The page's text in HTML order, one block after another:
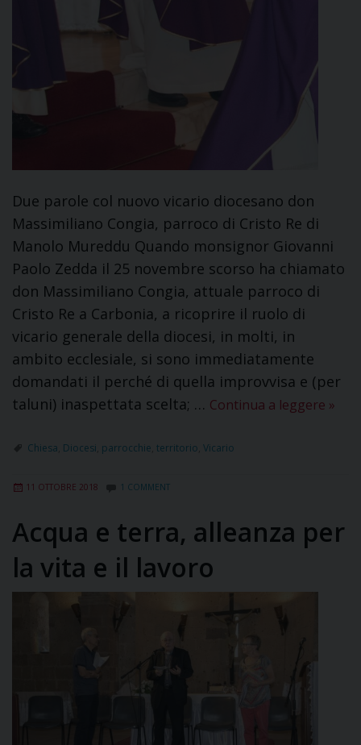
Due parole col nuovo vicario diocesano don
Massimiliano Congia, parroco di Cristo Re di
Manolo Mureddu Quando monsignor Giovanni
Paolo Zedda il 25 novembre scorso ha chiamato
don Massimiliano Congia, attuale parroco di
Cristo Re a Carbonia, a ricoprire il ruolo di
vicario generale della diocesi, in molti, in
ambito ecclesiale, si sono immediatamente
domandati il perché di quella improvvisa e (per
taluni) inaspettata scelta; … Continua a leggere »
Chiesa Diocesi parrocchie territorio Vicario
11 OTTOBRE 2018 1 COMMENT
Acqua e terra, alleanza per
la vita e il lavoro